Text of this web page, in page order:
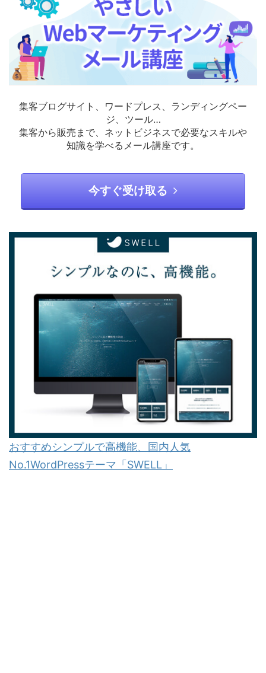
集客ブログサイト、ワードプレス、ランディングペー
ジ、ツール…
集客から販売まで、ネットビジネスで必要なスキルや
知識を学べるメール講座です。
今すぐ受け取る
おすすめシンプルで高機能、国内人気
No.1WordPressテーマ「SWELL」